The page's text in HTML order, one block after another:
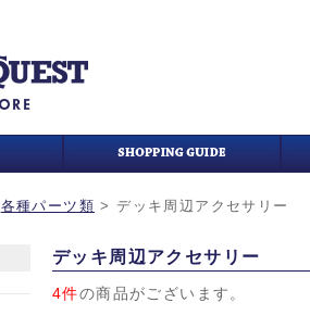
各種パーツ類 >デッキ周辺アクセサリー
デッキ周辺アクセサリー
4件の商品がございます。